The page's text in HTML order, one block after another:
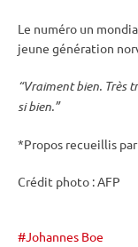
Le numéro un
jeune génération
“Vraiment bien. Très
si bien.”
*Propos recueillis par
Crédit photo : AFP
Johannes Boe